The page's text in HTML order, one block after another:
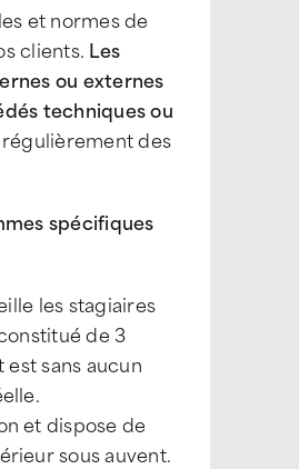
et normes de
clients. Les
ou externes
techniques ou
des
spécifiques
les stagiaires
de 3
sans aucun
et dispose de
sous auvent.